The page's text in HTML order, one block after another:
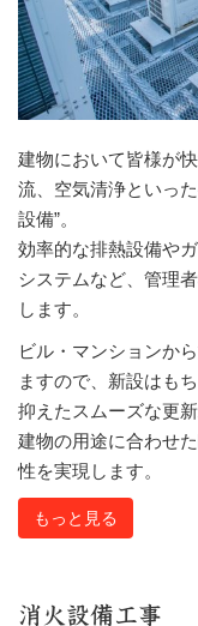
建物において皆様が
流、空気清浄といっ
設備”。
効率的な排熱設備や
システムなど、管理
します。
ビル・マンションか
ますので、新設はも
抑えたスムーズな更新
建物の用途に合わせ
性を実現します。
もっと見る
消火設備工事